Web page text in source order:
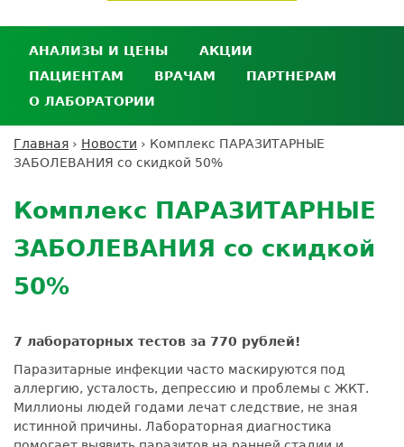
АНАЛИЗЫ И ЦЕНЫ
Анализы и цены
Где сдать анализы
Выезд на дом
Подготовка к анализам
Расшифровка анализов
АКЦИИ
ПАЦИЕНТАМ
Личный кабинет пациента
Дисконтная программа
ДМС
Усиление профилактических мер для
безопасности пациентов
ВРАЧАМ
Сотрудничество
Экскурсия в
ПАРТНЕРАМ
кабинет
партнёра
Экскурсия в
О ЛАБОРАТОРИИ
Контроль качества
Документы
Вы
Главная › Новости › Комплекс ПАРАЗИТАРНЫЕ
ЗАБОЛЕВАНИЯ со скидкой 50%
to
top
Комплекс ПАРАЗИТАРНЫЕ
ЗАБОЛЕВАНИЯ со скидкой
50%
7 лабораторных тестов за 770 рублей!
Паразитарные инфекции часто маскируются под
аллергию, усталость, депрессию и проблемы с ЖКТ.
Миллионы людей годами лечат следствие, не зная
истинной причины. Лабораторная диагностика